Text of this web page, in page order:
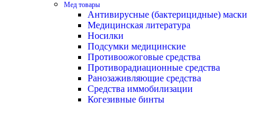
Мед товары
Антивирусные (бактерицидные) маски
Медицинская литература
Носилки
Подсумки медицинские
Противоожоговые средства
Противорадиационные средства
Ранозаживляющие средства
Средства иммобилизации
Когезивные бинты